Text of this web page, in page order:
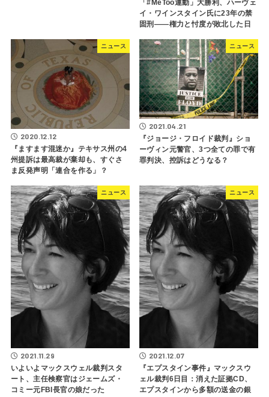
「#MeToo運動」大勝利、ハーヴェ
イ・ワインスタイン氏に23年の禁
固刑――権力と忖度が敗北した日
ニュース
2020.12.12
『ますます混迷か』テキサス州の4
州提訴は最高裁が棄却も、すぐさ
ま反発声明「連合を作る」？
ニュース
2021.04.21
『ジョージ・フロイド裁判』ショ
ーヴィン元警官、3つ全ての罪で有
罪判決、控訴はどうなる？
ニュース
2021.11.29
いよいよマックスウェル裁判スタ
ート、主任検察官はジェームズ・
コミー元FBI長官の娘だった
ニュース
2021.12.07
『エプスタイン事件』マックスウ
ェル裁判6日目：消えた証拠CD、
エプスタインから多額の送金の銀